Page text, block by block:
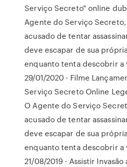
Serviço Secreto" online
Agente do Serviço
acusado de tentar
deve escapar de sua
enquanto tenta descobrir a
29/01/2020 · Filme
Serviço Secreto Online
O Agente do Serviço
acusado de tentar
deve escapar de sua
enquanto tenta descobrir a
21/08/2019 · Assistir